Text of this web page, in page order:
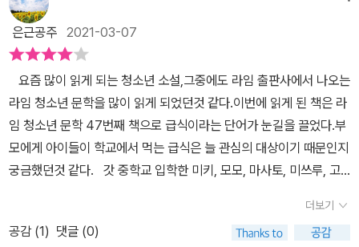
친구들과 헤어질 생각에 마음이 아프다. 전학을 가서도 지금 친구들
과 친하게 지내고 싶은데, 어떻게 하면 이 관계를 유지할 수 있을까?
좋아하는 친구들과 헤어지는 일은 청소년에게 견딜 수 없이 큰 사건
이다. 다가오는 이별에 무척 슬퍼하지만, 영원한 우정을 약속하며 멋
지게 받아들이는 다섯 친구의 우정을 함께 응원하게 된다. 복잡다단
한 청소년의 마음을 솔직하게 풀어낸 성장 소설 《오늘의 급식》에는
다양하고 솔직한 청소년들의 모습이 가감 없이 담겨 있다. 부유했던
과거의 기억에 갇혀 친구와 자신 사이에 급(級)을 나누는 미키의 태
다는 미쓰루의 독백은 꾸밈없는 사랑이 절절히 묻어 있다. 자신의 진
짜 모습을 탐구하는 마사토의 고민은 진중함을 넘어서 철학적이기까
은근공주 2021-03-07
요즘 많이 읽게 되는 청소년 소설,그중에도 라임 출판사에서 나오는
라임 청소년 문학을 많이 읽게 되었던것 같다.이번에 읽게 된 책은 라
임 청소년 문학 47번째 책으로 급식이라는 단어가 눈길을 끌었다.부
모에게 아이들이 학교에서 먹는 급식은 늘 관심의 대상이기 때문인지
궁금했던것 같다. 갓 중학교 입학한 미키, 모모, 마사토, 미쓰루, 고
를 담고 있는 단편으로 된 이야기이다.우리에게 익숙한 급식을 소재
로 아이들의 고민에 대한 이야기를 담고 있다. ' 오늘 급식 메뉴 뭔지
더보기
공감 (1) 댓글 (0)